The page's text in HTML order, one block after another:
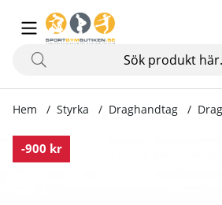
Hem Styrka Draghandtag
-900 kr
Produktbilder Ergo Grip Set, 25 mm